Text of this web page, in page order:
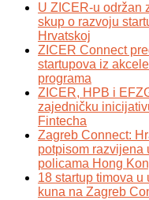
U ZICER-u održan
skup o razvoju
Hrvatskoj
ZICER Connect
startupova iz
programa
ZICER, HPB i
zajedničku
Fintecha
Zagreb Connect:
potpisom razvijena
policama Hong
18 startup timova u
kuna na Zagreb